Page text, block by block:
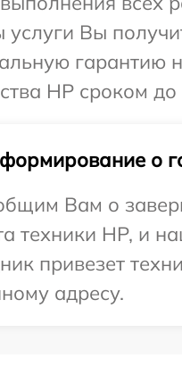
услуги Вы
гарантию
HP сроком до
о
Вам о
техники HP, и
привезет
адресу.